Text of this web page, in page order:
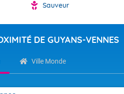
Pour la
Tendance
Sauveur
DE GUYANS-VENNES
Ville Monde
(84). Sur le
Sur les